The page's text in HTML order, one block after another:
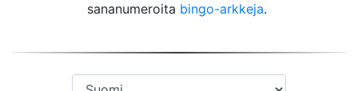
sananumeroita bingo-arkkeja.